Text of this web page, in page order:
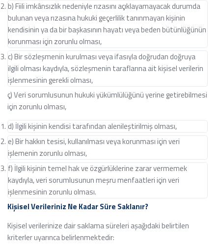
b) Fiili imkânsızlık nedeniyle rızasını açıklayamayacak durumda
bulunan veya rızasına hukuki geçerlilik tanınmayan kişinin
kendisinin ya da bir başkasının hayatı veya beden bütünlüğünün
korunması için zorunlu olması,
c) Bir sözleşmenin kurulması veya ifasıyla doğrudan doğruya
ilgili olması kaydıyla, sözleşmenin taraflarına ait kişisel verilerin
işlenmesinin gerekli olması,
ç) Veri sorumlusunun hukuki yükümlülüğünü yerine getirebilmesi
için zorunlu olması,
d) İlgili kişinin kendisi tarafından alenileştirilmiş olması,
e) Bir hakkın tesisi, kullanılması veya korunması için veri
işlemenin zorunlu olması,
f) İlgili kişinin temel hak ve özgürlüklerine zarar vermemek
kaydıyla, veri sorumlusunun meşru menfaatleri için veri
işlenmesinin zorunlu olması.
Kişisel Verileriniz Ne Kadar Süre Saklanır?
Kişisel verilerinize dair saklama süreleri aşağıdaki belirtilen
kriterler uyarınca belirlenmektedir: